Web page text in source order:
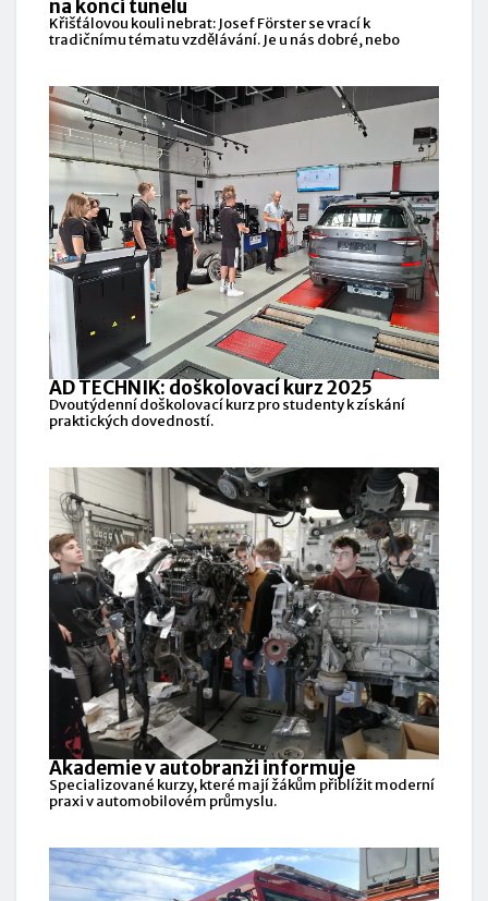
na konci tunelu
Křišťálovou kouli nebrat: Josef Förster se vrací k
tradičnímu tématu vzdělávání. Je u nás dobré, nebo
AD TECHNIK: doškolovací kurz 2025
Dvoutýdenní doškolovací kurz pro studenty k získání
praktických dovedností.
Akademie v autobranži informuje
Specializované kurzy, které mají žákům přiblížit moderní
praxi v automobilovém průmyslu.